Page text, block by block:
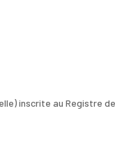
inscrite au Registre